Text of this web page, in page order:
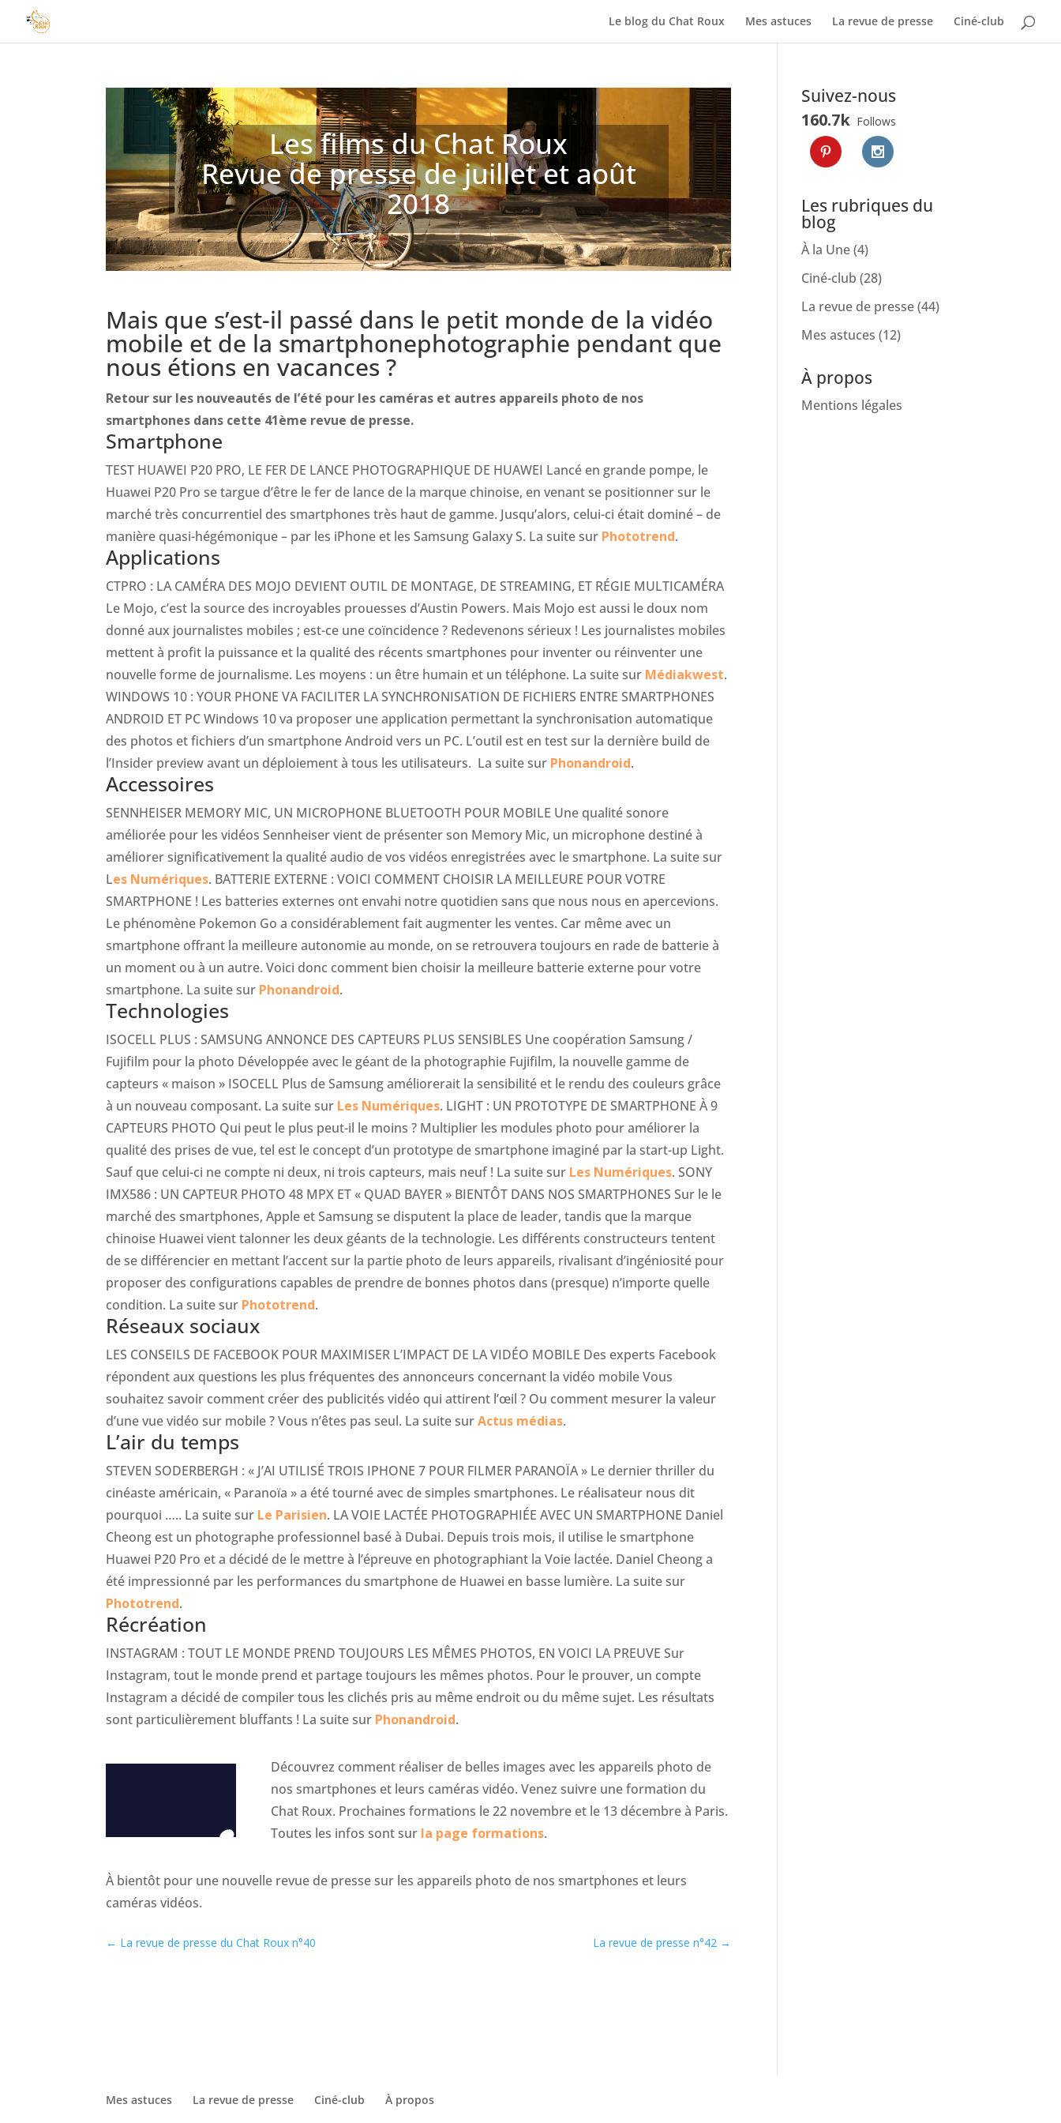
Le blog du Chat Roux Mes astuces La revue de presse Ciné-club
Les films du Chat Roux
Revue de presse de juillet et août
2018
Mais que s’est-il passé dans le petit monde de la vidéo
mobile et de la smartphonephotographie pendant que
nous étions en vacances ?
Retour sur les nouveautés de l’été pour les caméras et autres appareils photo de nos
smartphones dans cette 41ème revue de presse.
Smartphone
TEST HUAWEI P20 PRO, LE FER DE LANCE PHOTOGRAPHIQUE DE HUAWEI Lancé en grande pompe, le
Huawei P20 Pro se targue d’être le fer de lance de la marque chinoise, en venant se positionner sur le
marché très concurrentiel des smartphones très haut de gamme. Jusqu’alors, celui-ci était dominé – de
manière quasi-hégémonique – par les iPhone et les Samsung Galaxy S. La suite sur Phototrend.
Applications
CTPRO : LA CAMÉRA DES MOJO DEVIENT OUTIL DE MONTAGE, DE STREAMING, ET RÉGIE MULTICAMÉRA
Le Mojo, c’est la source des incroyables prouesses d’Austin Powers. Mais Mojo est aussi le doux nom
donné aux journalistes mobiles ; est-ce une coïncidence ? Redevenons sérieux ! Les journalistes mobiles
mettent à profit la puissance et la qualité des récents smartphones pour inventer ou réinventer une
nouvelle forme de journalisme. Les moyens : un être humain et un téléphone. La suite sur Médiakwest.
WINDOWS 10 : YOUR PHONE VA FACILITER LA SYNCHRONISATION DE FICHIERS ENTRE SMARTPHONES
ANDROID ET PC Windows 10 va proposer une application permettant la synchronisation automatique
des photos et fichiers d’un smartphone Android vers un PC. L’outil est en test sur la dernière build de
l’Insider preview avant un déploiement à tous les utilisateurs. La suite sur Phonandroid.
Accessoires
SENNHEISER MEMORY MIC, UN MICROPHONE BLUETOOTH POUR MOBILE Une qualité sonore
améliorée pour les vidéos Sennheiser vient de présenter son Memory Mic, un microphone destiné à
améliorer significativement la qualité audio de vos vidéos enregistrées avec le smartphone. La suite sur
Les Numériques. BATTERIE EXTERNE : VOICI COMMENT CHOISIR LA MEILLEURE POUR VOTRE
SMARTPHONE ! Les batteries externes ont envahi notre quotidien sans que nous nous en apercevions.
Le phénomène Pokemon Go a considérablement fait augmenter les ventes. Car même avec un
smartphone offrant la meilleure autonomie au monde, on se retrouvera toujours en rade de batterie à
un moment ou à un autre. Voici donc comment bien choisir la meilleure batterie externe pour votre
smartphone. La suite sur Phonandroid.
Technologies
ISOCELL PLUS : SAMSUNG ANNONCE DES CAPTEURS PLUS SENSIBLES Une coopération Samsung /
Fujifilm pour la photo Développée avec le géant de la photographie Fujifilm, la nouvelle gamme de
capteurs « maison » ISOCELL Plus de Samsung améliorerait la sensibilité et le rendu des couleurs grâce
à un nouveau composant. La suite sur Les Numériques. LIGHT : UN PROTOTYPE DE SMARTPHONE À 9
CAPTEURS PHOTO Qui peut le plus peut-il le moins ? Multiplier les modules photo pour améliorer la
qualité des prises de vue, tel est le concept d’un prototype de smartphone imaginé par la start-up Light.
Sauf que celui-ci ne compte ni deux, ni trois capteurs, mais neuf ! La suite sur Les Numériques. SONY
IMX586 : UN CAPTEUR PHOTO 48 MPX ET « QUAD BAYER » BIENTÔT DANS NOS SMARTPHONES Sur le le
marché des smartphones, Apple et Samsung se disputent la place de leader, tandis que la marque
chinoise Huawei vient talonner les deux géants de la technologie. Les différents constructeurs tentent
de se différencier en mettant l’accent sur la partie photo de leurs appareils, rivalisant d’ingéniosité pour
proposer des configurations capables de prendre de bonnes photos dans (presque) n’importe quelle
condition. La suite sur Phototrend.
Réseaux sociaux
LES CONSEILS DE FACEBOOK POUR MAXIMISER L’IMPACT DE LA VIDÉO MOBILE Des experts Facebook
répondent aux questions les plus fréquentes des annonceurs concernant la vidéo mobile Vous
souhaitez savoir comment créer des publicités vidéo qui attirent l’œil ? Ou comment mesurer la valeur
d’une vue vidéo sur mobile ? Vous n’êtes pas seul. La suite surActus médias.
L’air du temps
STEVEN SODERBERGH : « J’AI UTILISÉ TROIS IPHONE 7 POUR FILMER PARANOÏA » Le dernier thriller du
cinéaste américain, « Paranoïa » a été tourné avec de simples smartphones. Le réalisateur nous dit
pourquoi ….. La suite sur Le Parisien. LA VOIE LACTÉE PHOTOGRAPHIÉE AVEC UN SMARTPHONE Daniel
Cheong est un photographe professionnel basé à Dubai. Depuis trois mois, il utilise le smartphone
Huawei P20 Pro et a décidé de le mettre à l’épreuve en photographiant la Voie lactée. Daniel Cheong a
été impressionné par les performances du smartphone de Huawei en basse lumière. La suite sur
Phototrend.
Récréation
INSTAGRAM : TOUT LE MONDE PREND TOUJOURS LES MÊMES PHOTOS, EN VOICI LA PREUVE Sur
Instagram, tout le monde prend et partage toujours les mêmes photos. Pour le prouver, un compte
Instagram a décidé de compiler tous les clichés pris au même endroit ou du même sujet. Les résultats
sont particulièrement bluffants ! La suite sur Phonandroid.
Découvrez comment réaliser de belles images avec les appareils photo de
nos smartphones et leurs caméras vidéo. Venez suivre une formation du
Chat Roux. Prochaines formations le 22 novembre et le 13 décembre à Paris.
Toutes les infos sont sur la page formations.
À bientôt pour une nouvelle revue de presse sur les appareils photo de nos smartphones et leurs
caméras vidéos.
← La revue de presse du Chat Roux n°40 La revue de presse n°42 →
Suivez-nous
160.7k Follows
Les rubriques du
blog
À la Une(4)
Ciné-club (28)
La revue de presse(44)
Mes astuces (12)
À propos
Mentions légales
Mes astuces La revue de presse Ciné-club À propos